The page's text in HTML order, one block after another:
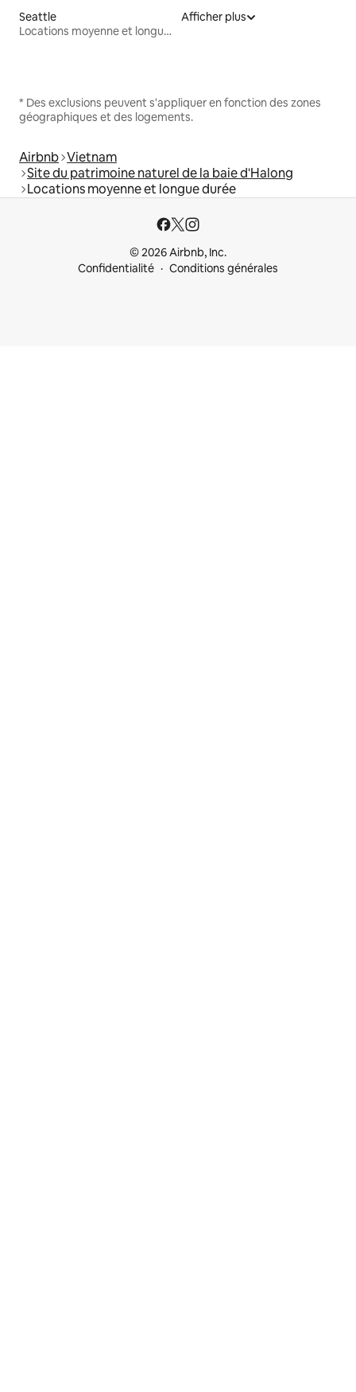
Seattle
Locations moyenne et longue durée
Afficher plus
* Des exclusions peuvent s'appliquer en fonction des zones
géographiques et des logements.
Airbnb Vietnam
Site du patrimoine naturel de la baie d'Halong
Locations moyenne et longue durée
© 2026 Airbnb, Inc.
Confidentialité
Conditions générales